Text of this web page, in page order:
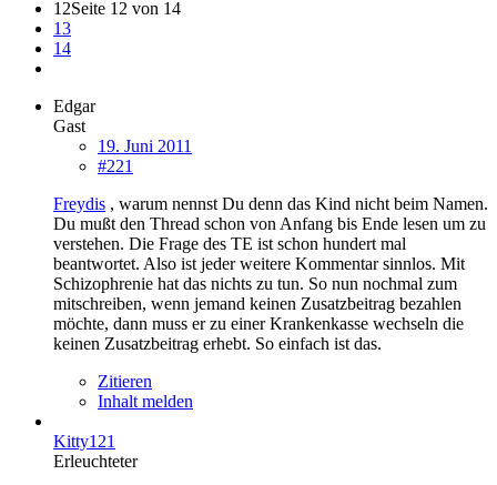
12Seite 12 von 14
13
14
Edgar
Gast
19. Juni 2011
#221
Freydis , warum nennst Du denn das Kind nicht beim Namen.
Du mußt den Thread schon von Anfang bis Ende lesen um zu
verstehen. Die Frage des TE ist schon hundert mal
beantwortet. Also ist jeder weitere Kommentar sinnlos. Mit
Schizophrenie hat das nichts zu tun. So nun nochmal zum
mitschreiben, wenn jemand keinen Zusatzbeitrag bezahlen
möchte, dann muss er zu einer Krankenkasse wechseln die
keinen Zusatzbeitrag erhebt. So einfach ist das.
Zitieren
Inhalt melden
Kitty121
Erleuchteter